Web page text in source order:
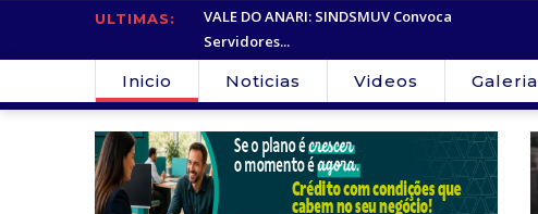
ULTIMAS:
perde o...
VALE DO ANARI: SINDSMUV Convoca
Servidores...
Inicio Noticias Videos Galeria